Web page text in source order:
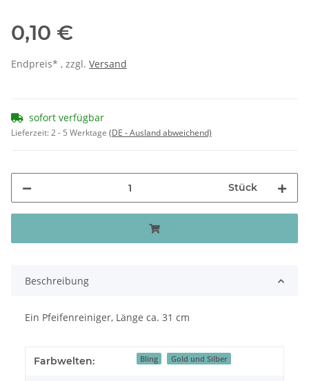
0,10 €
Endpreis* , zzgl. Versand
sofort verfügbar
Lieferzeit:2 - 5 Werktage (DE - Ausland abweichend)
Stück
Beschreibung
Ein Pfeifenreiniger, Länge ca. 31 cm
Farbwelten: Bling Gold und Silber